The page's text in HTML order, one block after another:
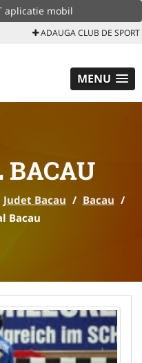
aplicatie mobil
ADAUGA CLUB DE SPORT
MENU
Judet Bacau / Bacau /
Bacau